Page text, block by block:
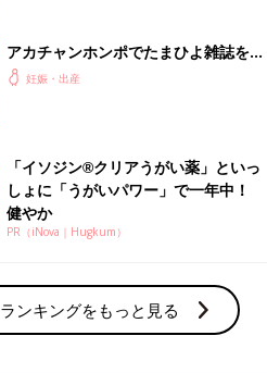
アカチャンホンポでたまひよ雑誌を買
うとポイント10倍【期間限定】
妊娠・出産
「イソジン®クリアうがい薬」といっ
しょに「うがいパワー」で一年中！
健やか
PR（iNova｜Hugkum）
ランキングをもっと見る